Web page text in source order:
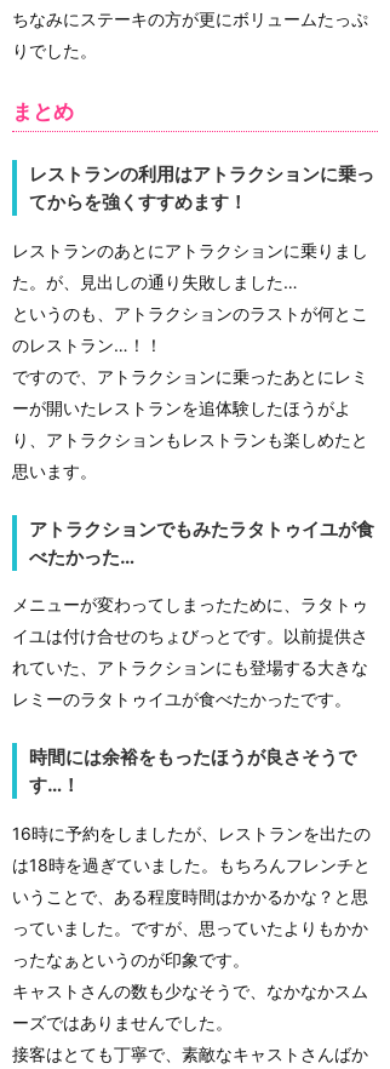
ちなみにステーキの方が更にボリュームたっぷ
りでした。
まとめ
レストランの利用はアトラクションに乗っ
てからを強くすすめます！
レストランのあとにアトラクションに乗りまし
た。が、見出しの通り失敗しました…
というのも、アトラクションのラストが何とこ
のレストラン…！！
ですので、アトラクションに乗ったあとにレミ
ーが開いたレストランを追体験したほうがよ
り、アトラクションもレストランも楽しめたと
思います。
アトラクションでもみたラタトゥイユが食
べたかった…
メニューが変わってしまったために、ラタトゥ
イユは付け合せのちょびっとです。以前提供さ
れていた、アトラクションにも登場する大きな
レミーのラタトゥイユが食べたかったです。
時間には余裕をもったほうが良さそうで
す…！
16時に予約をしましたが、レストランを出たの
は18時を過ぎていました。もちろんフレンチと
いうことで、ある程度時間はかかるかな？と思
っていました。ですが、思っていたよりもかか
ったなぁというのが印象です。
キャストさんの数も少なそうで、なかなかスム
ーズではありませんでした。
接客はとても丁寧で、素敵なキャストさんばか